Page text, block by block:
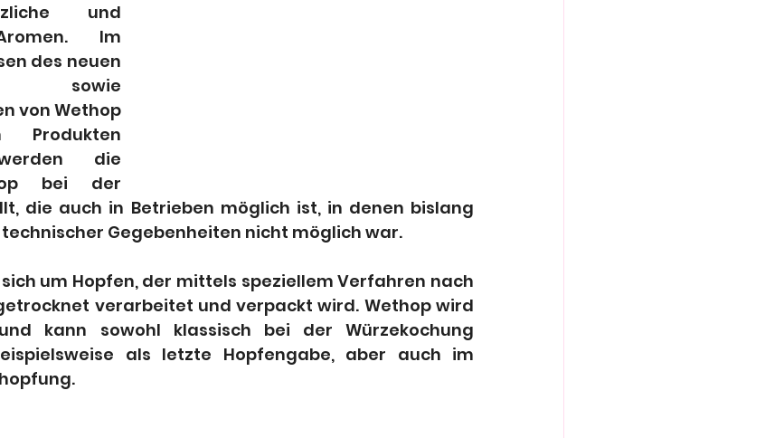
und
Im
des neuen
von Wethop
Produkten
die
bei der
die auch in Betrieben möglich ist, in denen bislang
Gegebenheiten nicht möglich war.
um Hopfen, der mittels speziellem Verfahren nach
verarbeitet und verpackt wird. Wethop wird
kann sowohl klassisch bei der Würzekochung
als letzte Hopfengabe, aber auch im